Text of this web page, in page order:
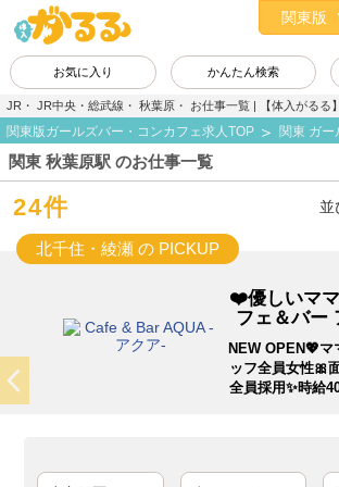
お気に入り かんたん検索
JR・ JR中央・総武線・ 秋葉原・ お仕事一覧 | 【体入がるる】
関東版ガールズバー・コンカフェ求人TOP 関東 ガ
関東 秋葉原駅 のお仕事一覧
24件 並
北千住・綾瀬 の PICKUP
❤️優しいマ
フェ＆バー
NEW OPEN💖マ
ッフ全員女性🎀
全員採用✨時給